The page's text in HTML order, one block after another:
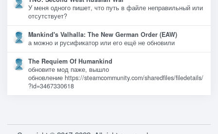
У меня одного пишет, что путь в файле неправильный или
отсутствует?
Mankind's Valhalla: The New German Order (EAW)
а можно и русификатор или его ещё не обновили
The Requiem Of Humankind
обновите мод паже, вышло
обновление https://steamcommunity.com/sharedfiles/filedetails/
?id=3467330618